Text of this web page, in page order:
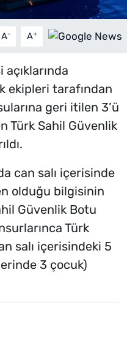
A- A+
açıklarında
ekipleri tarafından
geri itilen 3’ü
Türk Sahil Güvenlik
can salı içerisinde
olduğu bilgisinin
Güvenlik Botu
Türk
salı içerisindeki 5
3 çocuk)